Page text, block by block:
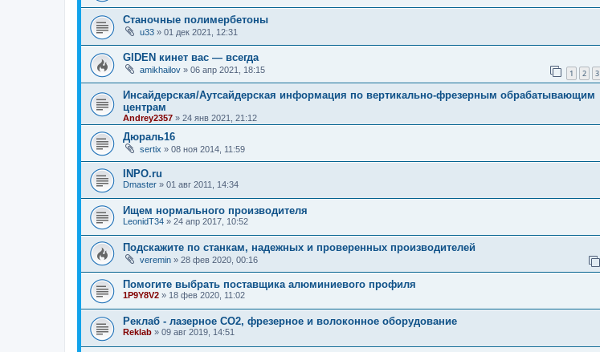
Станочные полимербетоны
u33 » 01 дек 2021, 12:31
GIDEN кинет вас — всегда
amikhailov » 06 апр 2021, 18:15 1 2 3
Инсайдерская/Аутсайдерская информация по вертикально-фрезерным обрабатывающим
центрам
Andrey2357 » 24 янв 2021, 21:12
Дюраль16
sertix » 08 ноя 2014, 11:59
INPO.ru
Dmaster » 01 авг 2011, 14:34
Ищем нормального производителя
LeonidT34 » 24 апр 2017, 10:52
Подскажите по станкам, надежных и проверенных производителей
veremin » 28 фев 2020, 00:16
Помогите выбрать поставщика алюминиевого профиля
1P9Y8V2 » 18 фев 2020, 11:02
Реклаб - лазерное СО2, фрезерное и волоконное оборудование
Reklab » 09 авг 2019, 14:51